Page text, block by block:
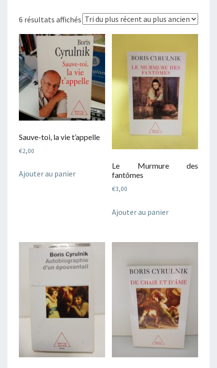
6 résultats affichés Trié
du
plus
récent
au
plus
ancien
Sauve-toi, la vie t’appelle
€2,00
Ajouter au panier
Le Murmure des
fantômes
€3,00
Ajouter au panier